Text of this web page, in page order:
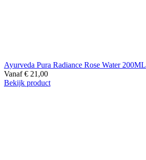
Ayurveda Pura Radiance Rose Water 200ML
Vanaf € 21,00
Bekijk product